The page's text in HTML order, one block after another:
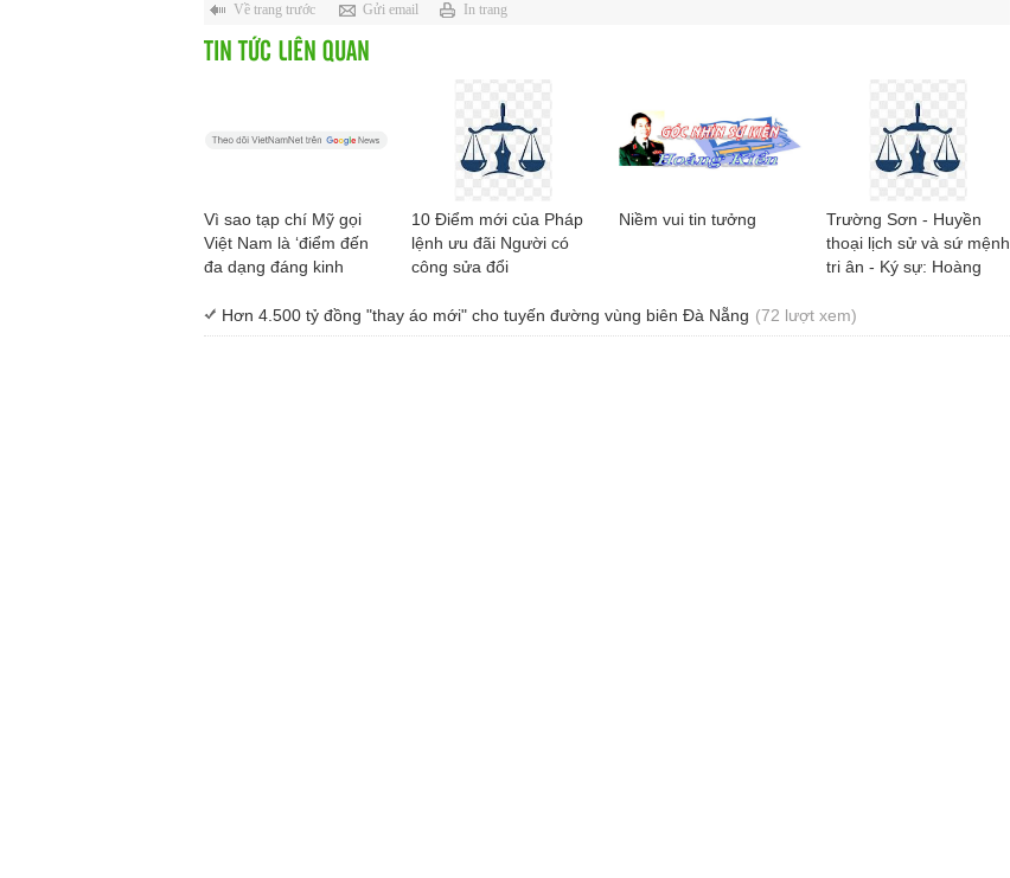
Về trang trước Gửi email In trang
TIN TỨC LIÊN QUAN
Vì sao tạp chí Mỹ gọi
Việt Nam là ‘điểm đến
đa dạng đáng kinh
10 Điểm mới của Pháp
lệnh ưu đãi Người có
công sửa đổi
Niềm vui tin tưởng
Trường Sơn - Huyền
thoại lịch sử và sứ mệnh
tri ân - Ký sự: Hoàng
Hơn 4.500 tỷ đồng "thay áo mới" cho tuyến đường vùng biên Đà Nẵng (72 lượt xem)